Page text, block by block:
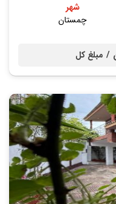
شهر
چمستان
مبلغ کل